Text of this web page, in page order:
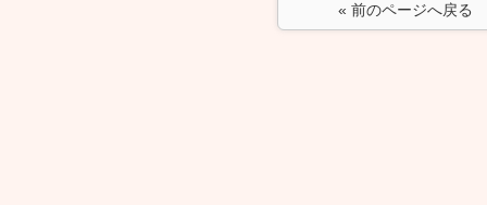
« 前のページへ戻る